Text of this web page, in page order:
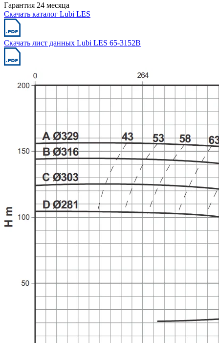
Гарантия 24 месяца
Скачать каталог Lubi LES
Скачать лист данных Lubi LES 65-3152B